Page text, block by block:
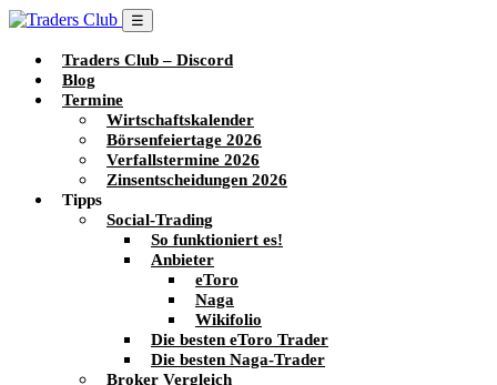
☰
Traders Club – Discord
Blog
Termine
Wirtschaftskalender
Börsenfeiertage 2026
Verfallstermine 2026
Zinsentscheidungen 2026
Tipps
Social-Trading
So funktioniert es!
Anbieter
eToro
Naga
Wikifolio
Die besten eToro Trader
Die besten Naga-Trader
Broker Vergleich